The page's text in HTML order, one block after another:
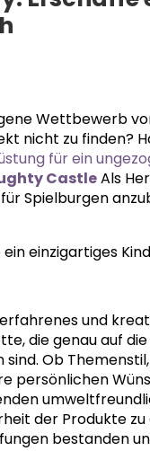
Wettbewerb
nicht zu finden?
für ein
CastleAls
Spielburgen
und
die genau auf
Ob
persönlichen
der Produkte
bestanden